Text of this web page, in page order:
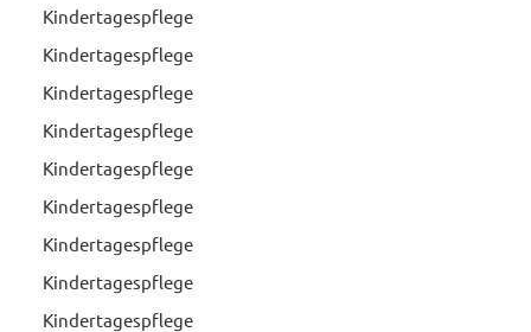
Kindertagespflege
Kindertagespflege
Kindertagespflege
Kindertagespflege
Kindertagespflege
Kindertagespflege
Kindertagespflege
Kindertagespflege
Kindertagespflege